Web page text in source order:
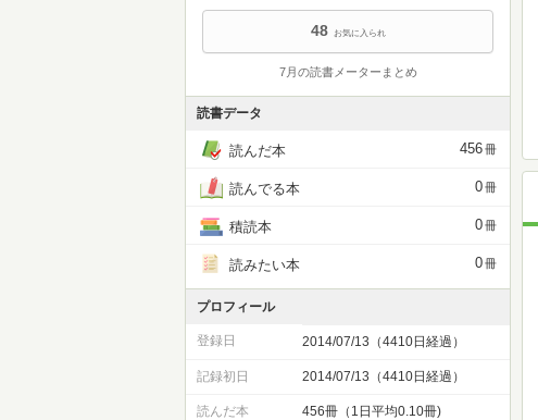
48 お気に入られ
7月の読書メーターまとめ
読書データ
読んだ本 456冊
読んでる本 0冊
積読本 0冊
読みたい本 0冊
プロフィール
登録日 2014/07/13（4410日経過）
記録初日 2014/07/13（4410日経過）
読んだ本 456冊（1日平均0.10冊)